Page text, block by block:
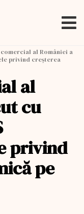
al României a
privind creșterea
al
cu
privind
pe